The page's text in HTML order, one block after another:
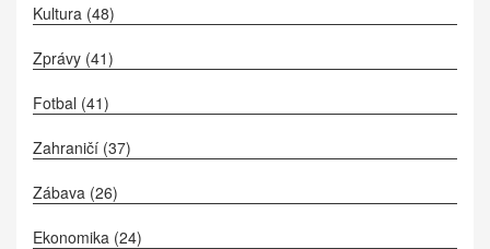
Kultura (48)
Zprávy (41)
Fotbal (41)
Zahraničí (37)
Zábava (26)
Ekonomika (24)